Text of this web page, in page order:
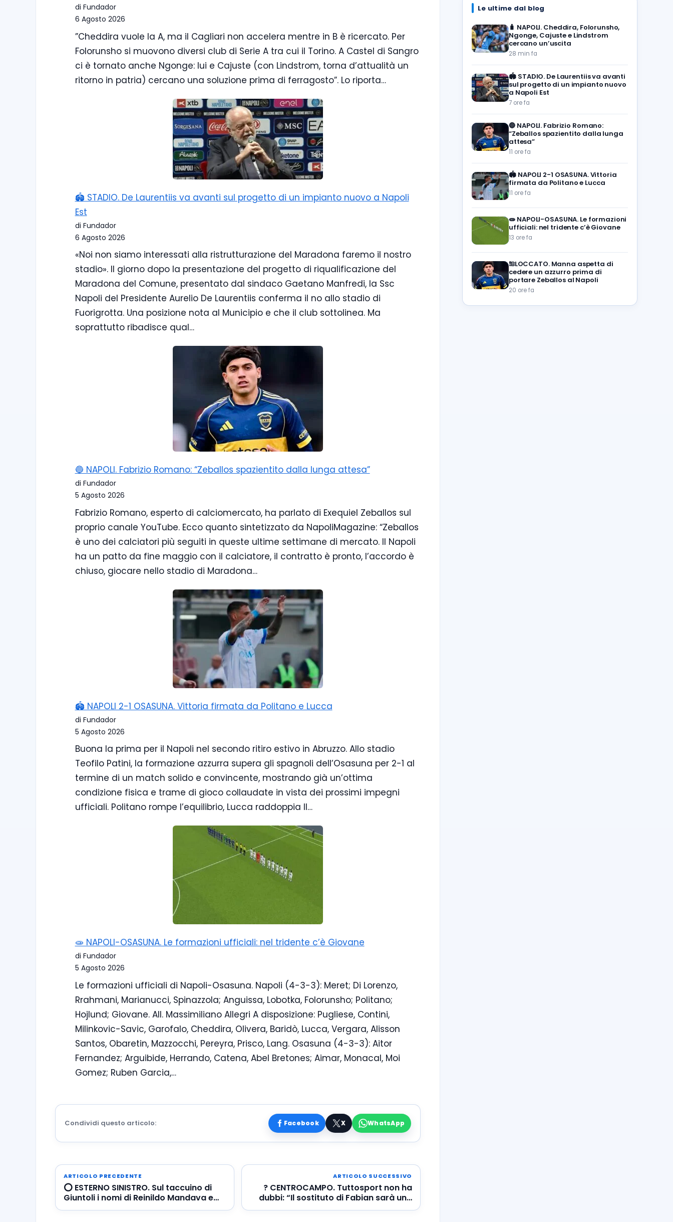
di Fundador
6 Agosto 2026
”Cheddira vuole la A, ma il Cagliari non accelera mentre in B è ricercato. Per
Folorunsho si muovono diversi club di Serie A tra cui il Torino. A Castel di Sangro
ci è tornato anche Ngonge: lui e Cajuste (con Lindstrom, torna d’attualità un
ritorno in patria) cercano una soluzione prima di ferragosto”. Lo riporta…
🏟️ STADIO. De Laurentiis va avanti sul progetto di un impianto nuovo a Napoli
Est
di Fundador
6 Agosto 2026
«Noi non siamo interessati alla ristrutturazione del Maradona faremo il nostro
stadio». Il giorno dopo la presentazione del progetto di riqualificazione del
Maradona del Comune, presentato dal sindaco Gaetano Manfredi, la Ssc
Napoli del Presidente Aurelio De Laurentiis conferma il no allo stadio di
Fuorigrotta. Una posizione nota al Municipio e che il club sottolinea. Ma
soprattutto ribadisce qual…
🔵 NAPOLI. Fabrizio Romano: “Zeballos spazientito dalla lunga attesa”
di Fundador
5 Agosto 2026
Fabrizio Romano, esperto di calciomercato, ha parlato di Exequiel Zeballos sul
proprio canale YouTube. Ecco quanto sintetizzato da NapoliMagazine: “Zeballos
è uno dei calciatori più seguiti in queste ultime settimane di mercato. Il Napoli
ha un patto da fine maggio con il calciatore, il contratto è pronto, l’accordo è
chiuso, giocare nello stadio di Maradona…
🏟️ NAPOLI 2-1 OSASUNA. Vittoria firmata da Politano e Lucca
di Fundador
5 Agosto 2026
Buona la prima per il Napoli nel secondo ritiro estivo in Abruzzo. Allo stadio
Teofilo Patini, la formazione azzurra supera gli spagnoli dell’Osasuna per 2-1 al
termine di un match solido e convincente, mostrando già un’ottima
condizione fisica e trame di gioco collaudate in vista dei prossimi impegni
ufficiali. Politano rompe l’equilibrio, Lucca raddoppia Il…
🧫 NAPOLI-OSASUNA. Le formazioni ufficiali: nel tridente c’è Giovane
di Fundador
5 Agosto 2026
Le formazioni ufficiali di Napoli-Osasuna. Napoli (4-3-3): Meret; Di Lorenzo,
Rrahmani, Marianucci, Spinazzola; Anguissa, Lobotka, Folorunsho; Politano;
Hojlund; Giovane. All. Massimiliano Allegri A disposizione: Pugliese, Contini,
Milinkovic-Savic, Garofalo, Cheddira, Olivera, Baridò, Lucca, Vergara, Alisson
Santos, Obaretin, Mazzocchi, Pereyra, Prisco, Lang. Osasuna (4-3-3): Aitor
Fernandez; Arguibide, Herrando, Catena, Abel Bretones; Aimar, Monacal, Moi
Gomez; Ruben Garcia,…
Condividi questo articolo: Facebook X WhatsApp
ARTICOLO PRECEDENTE
⭕️ ESTERNO SINISTRO. Sul taccuino di
Giuntoli i nomi di Reinildo Mandava e
Gudmumdsson ? VIDEO: guardali in
ARTICOLO SUCCESSIVO
? CENTROCAMPO. Tuttosport non ha
dubbi: “Il sostituto di Fabian sarà uno
di questi tre…”
Le ultime dal blog
🧳 NAPOLI. Cheddira, Folorunsho,
Ngonge, Cajuste e Lindstrom
cercano un’uscita
28 min fa
🏟️ STADIO. De Laurentiis va avanti
sul progetto di un impianto nuovo
a Napoli Est
7 ore fa
🔵 NAPOLI. Fabrizio Romano:
“Zeballos spazientito dalla lunga
attesa”
11 ore fa
🏟️ NAPOLI 2-1 OSASUNA. Vittoria
firmata da Politano e Lucca
11 ore fa
🧫 NAPOLI-OSASUNA. Le formazioni
ufficiali: nel tridente c’è Giovane
13 ore fa
❗️BLOCCATO. Manna aspetta di
cedere un azzurro prima di
portare Zeballos al Napoli
20 ore fa